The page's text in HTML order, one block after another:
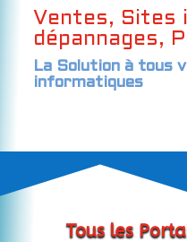
Ventes, Sites
dépannages,
La Solution à tous
informatiques
Tous les